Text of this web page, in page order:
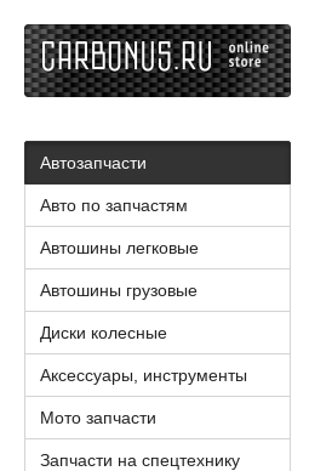
Автозапчасти
Авто по запчастям
Автошины легковые
Автошины грузовые
Диски колесные
Аксессуары, инструменты
Мото запчасти
Запчасти на спецтехнику